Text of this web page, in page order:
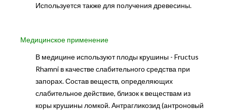
Используется также для получения древесины.
Медицинское применение
В медицине используют плоды крушины - Fructus
Rhamni в качестве слабительного средства при
запорах. Состав веществ, определяющих
слабительное действие, близок к веществам из
коры крушины ломкой. Антрагликозид (антроновый